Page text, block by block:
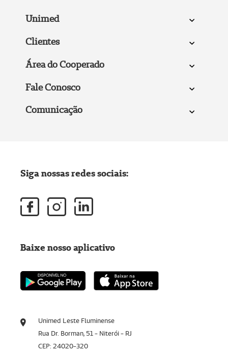
Unimed
Clientes
Área do Cooperado
Fale Conosco
Comunicação
Unimed Leste Fluminense
Rua Dr. Borman, 51 - Niterói - RJ
CEP: 24020-320
Siga nossas redes sociais:
Baixe nosso aplicativo